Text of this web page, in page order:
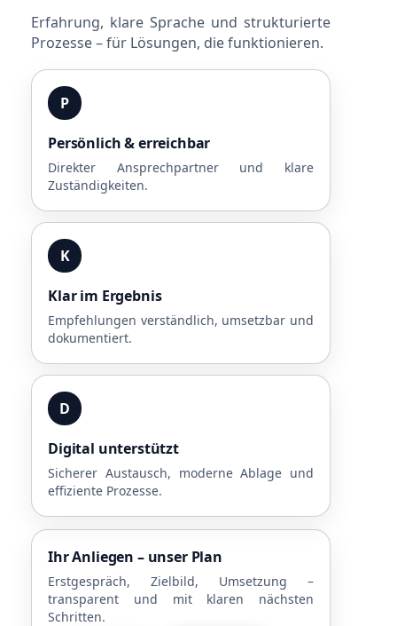
Erfahrung, klare Sprache und strukturierte
Prozesse – für Lösungen, die funktionieren.
P
Persönlich & erreichbar
Direkter Ansprechpartner und klare
Zuständigkeiten.
K
Klar im Ergebnis
Empfehlungen verständlich, umsetzbar und
dokumentiert.
D
Digital unterstützt
Sicherer Austausch, moderne Ablage und
effiziente Prozesse.
Ihr Anliegen – unser Plan
Erstgespräch, Zielbild, Umsetzung –
transparent und mit klaren nächsten
Schritten.